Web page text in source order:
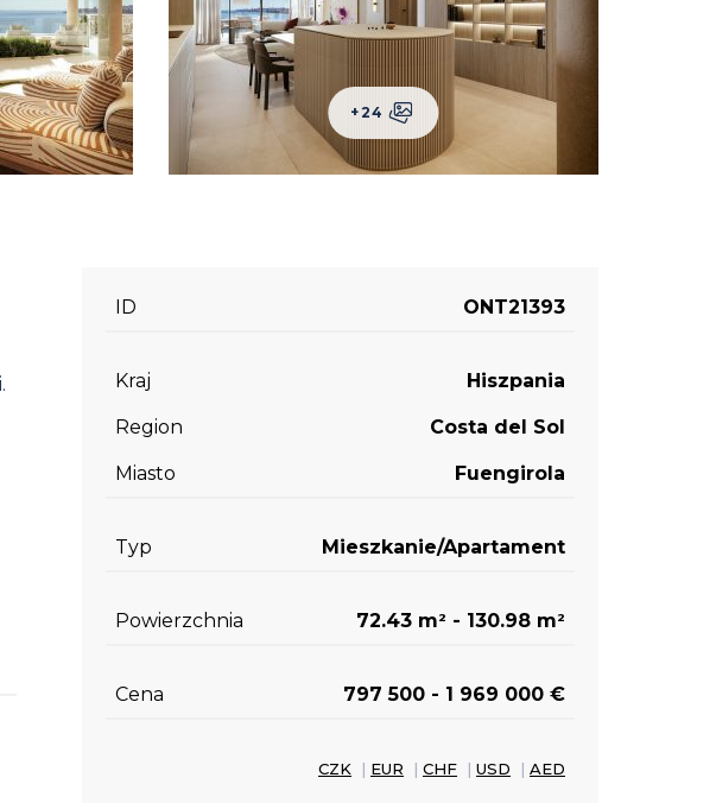
+24
ID ONT21393
Kraj Hiszpania
Region Costa del Sol
Miasto Fuengirola
Typ Mieszkanie/Apartament
Powierzchnia 72.43 m2 - 130.98 m2
Cena 797 500 - 1 969 000 €
CZK| EUR | CHF| USD | AED